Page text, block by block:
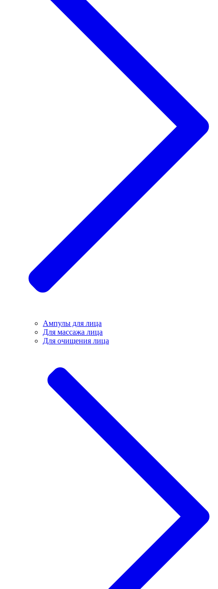
Ампулы для лица
Для массажа лица
Для очищения лица